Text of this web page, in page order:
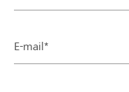
E-mail*